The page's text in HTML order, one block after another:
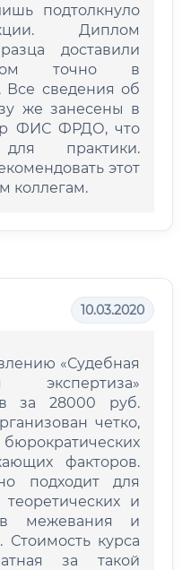
подтолкнуло
Диплом
доставили
точно в
Все сведения об
же занесены в
ФИС ФРДО, что
практики.
этот
коллегам.
10.03.2020
«Судебная
экспертиза»
за 28000 руб.
четко,
факторов.
подходит для
и
межевания и
Стоимость курса
за такой